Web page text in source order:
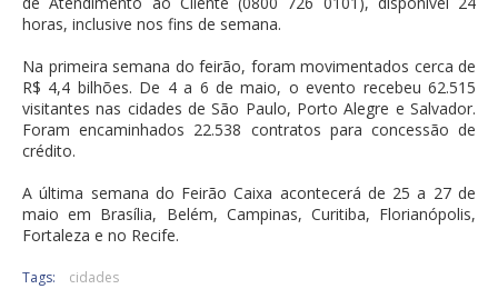
horas, inclusive nos fins de semana.
Na primeira semana do feirão, foram movimentados cerca de
R$ 4,4 bilhões. De 4 a 6 de maio, o evento recebeu 62.515
visitantes nas cidades de São Paulo, Porto Alegre e Salvador.
Foram encaminhados 22.538 contratos para concessão de
crédito.
A última semana do Feirão Caixa acontecerá de 25 a 27 de
maio em Brasília, Belém, Campinas, Curitiba, Florianópolis,
Fortaleza e no Recife.
Tags: cidades